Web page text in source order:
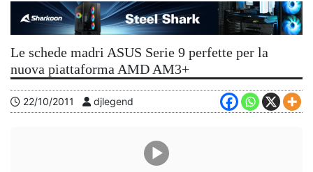
Le schede madri ASUS Serie 9 perfette per la
nuova piattaforma AMD AM3+
22/10/2011 djlegend